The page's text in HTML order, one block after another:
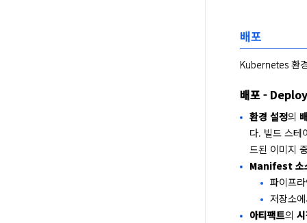
배포
Kubernetes 환
배포 - Deploy
환경 설정의
다. 빌드 스테
드된 이미지
Manifest 소
파이프
저장소
아티팩트의